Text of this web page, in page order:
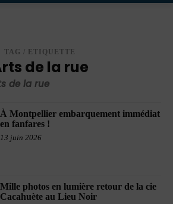
TAG / ETIQUETTE
de la rue
de la rue
À Montpellier embarquement immédiat
en fanfares !
13 juin 2026
Mille photos en lumière retour de la cie
Cacahuète au Lieu Noir